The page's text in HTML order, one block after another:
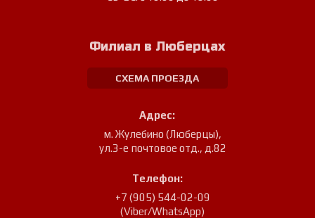
Филиал в Люберцах
СХЕМА ПРОЕЗДА
Адрес:
м. Жулебино (Люберцы),
ул.3-е почтовое отд., д.82
Телефон:
+7 (905) 544-02-09
(Viber/WhatsApp)